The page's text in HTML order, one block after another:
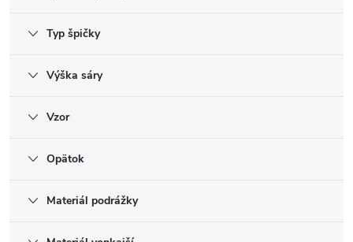
Typ špičky
Výška sáry
Vzor
Opätok
Materiál podrážky